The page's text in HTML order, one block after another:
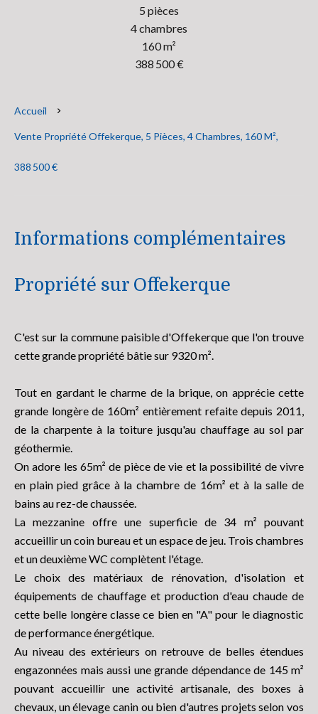
5 pièces
4 chambres
160 m²
388 500 €
Accueil
Vente Propriété Offekerque, 5 Pièces, 4 Chambres, 160 M²,
388 500 €
Informations complémentaires
Propriété sur Offekerque
C'est sur la commune paisible d'Offekerque que l'on trouve
cette grande propriété bâtie sur 9320 m².
Tout en gardant le charme de la brique, on apprécie cette
grande longère de 160m² entièrement refaite depuis 2011,
de la charpente à la toiture jusqu'au chauffage au sol par
géothermie.
On adore les 65m² de pièce de vie et la possibilité de vivre
en plain pied grâce à la chambre de 16m² et à la salle de
bains au rez-de chaussée.
La mezzanine offre une superficie de 34 m² pouvant
accueillir un coin bureau et un espace de jeu. Trois chambres
et un deuxième WC complètent l'étage.
Le choix des matériaux de rénovation, d'isolation et
équipements de chauffage et production d'eau chaude de
cette belle longère classe ce bien en "A" pour le diagnostic
de performance énergétique.
Au niveau des extérieurs on retrouve de belles étendues
engazonnées mais aussi une grande dépendance de 145 m²
pouvant accueillir une activité artisanale, des boxes à
chevaux, un élevage canin ou bien d'autres projets selon vos